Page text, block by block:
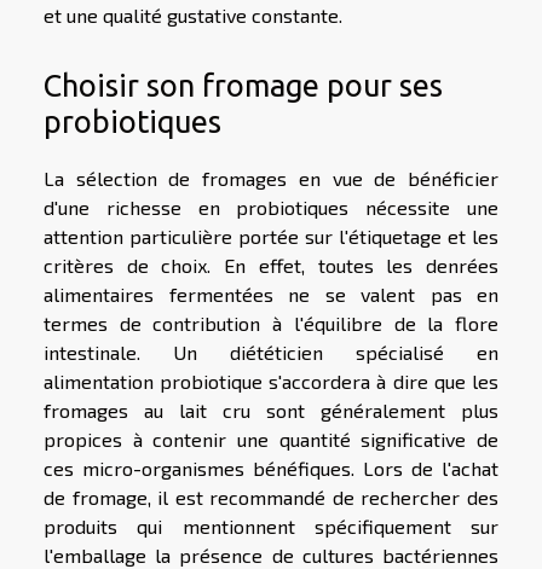
et une qualité gustative constante.
Choisir son fromage pour ses
probiotiques
La sélection de fromages en vue de bénéficier
d'une richesse en probiotiques nécessite une
attention particulière portée sur l'étiquetage et les
critères de choix. En effet, toutes les denrées
alimentaires fermentées ne se valent pas en
termes de contribution à l'équilibre de la flore
intestinale. Un diététicien spécialisé en
alimentation probiotique s'accordera à dire que les
fromages au lait cru sont généralement plus
propices à contenir une quantité significative de
ces micro-organismes bénéfiques. Lors de l'achat
de fromage, il est recommandé de rechercher des
produits qui mentionnent spécifiquement sur
l'emballage la présence de cultures bactériennes